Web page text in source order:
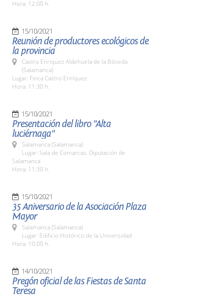
Hora: 12:00 h.
15/10/2021
Reunión de productores ecológicos de
la provincia
Castro Enriquez Aldehuela de la Bóveda
(Salamanca)
Lugar: Finca Castro Enríquez
Hora: 11:30 h.
15/10/2021
Presentación del libro "Alta
luciérnaga"
Salamanca (Salamanca)
Lugar: Sala de Comarcas. Diputación de
Salamanca
Hora: 11:30 h.
15/10/2021
35 Aniversario de la Asociación Plaza
Mayor
Salamanca (Salamanca)
Lugar: Edificio Histórico de la Universidad
Hora: 10:00 h.
14/10/2021
Pregón oficial de las Fiestas de Santa
Teresa